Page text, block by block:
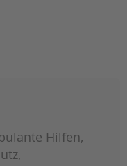
Hilfen